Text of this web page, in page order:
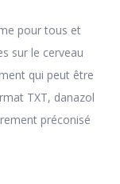
pour tous et
sur le cerveau
qui peut être
TXT, danazol
préconisé